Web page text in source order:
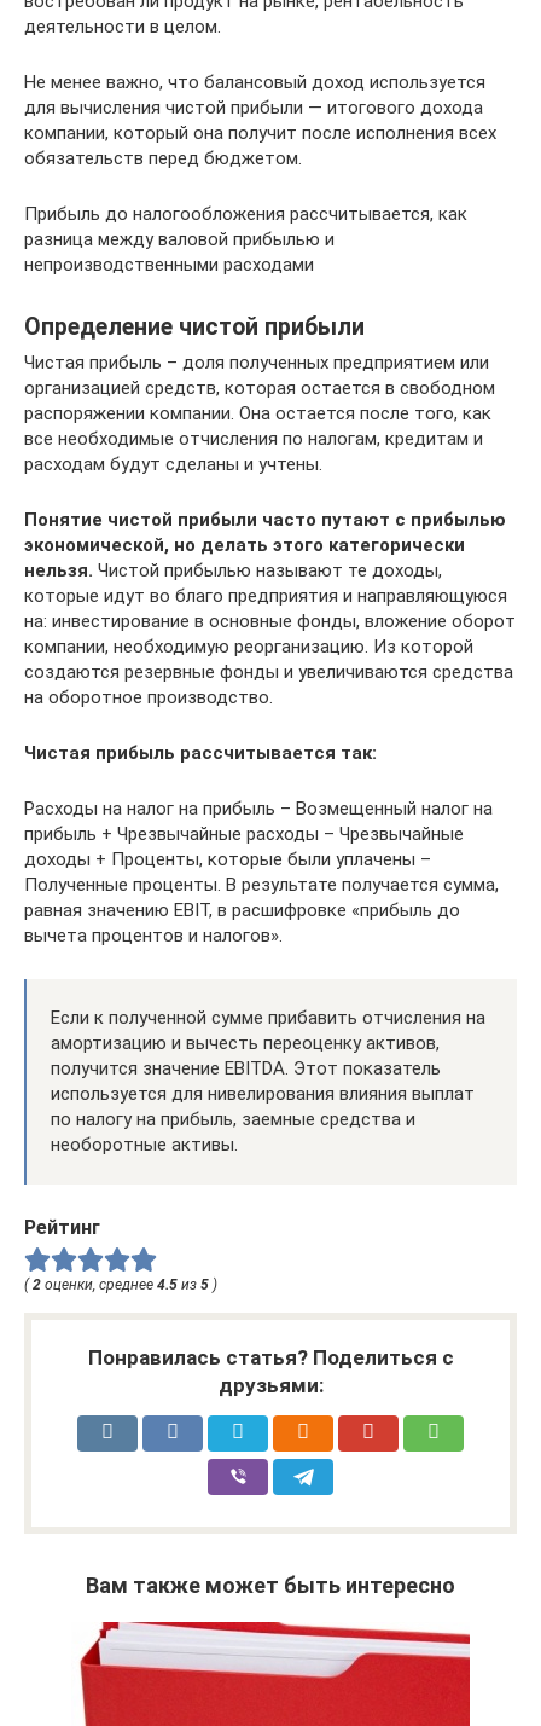
деятельности в целом.
Не менее важно, что балансовый доход используется
для вычисления чистой прибыли — итогового дохода
компании, который она получит после исполнения всех
обязательств перед бюджетом.
Прибыль до налогообложения рассчитывается, как
разница между валовой прибылью и
непроизводственными расходами
Определение чистой прибыли
Чистая прибыль – доля полученных предприятием или
организацией средств, которая остается в свободном
распоряжении компании. Она остается после того, как
все необходимые отчисления по налогам, кредитам и
расходам будут сделаны и учтены.
Понятие чистой прибыли часто путают с прибылью
экономической, но делать этого категорически
нельзя. Чистой прибылью называют те доходы,
которые идут во благо предприятия и направляющуюся
на: инвестирование в основные фонды, вложение оборот
компании, необходимую реорганизацию. Из которой
создаются резервные фонды и увеличиваются средства
на оборотное производство.
Чистая прибыль рассчитывается так:
Расходы на налог на прибыль – Возмещенный налог на
прибыль + Чрезвычайные расходы – Чрезвычайные
доходы + Проценты, которые были уплачены –
Полученные проценты. В результате получается сумма,
равная значению EBIT, в расшифровке «прибыль до
вычета процентов и налогов».
Если к полученной сумме прибавить отчисления на
амортизацию и вычесть переоценку активов,
получится значение EBITDA. Этот показатель
используется для нивелирования влияния выплат
по налогу на прибыль, заемные средства и
необоротные активы.
Рейтинг
( 2 оценки, среднее 4.5 из 5 )
Понравилась статья? Поделиться с
друзьями:
Вам также может быть интересно